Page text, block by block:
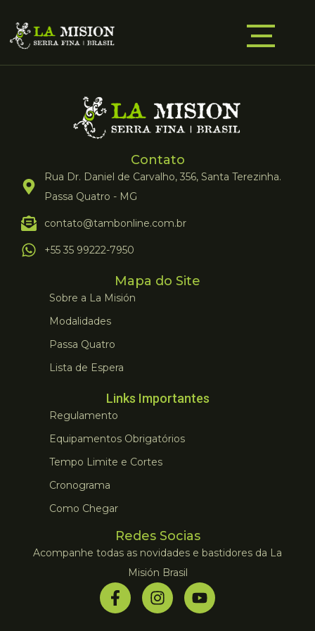
Contato
Rua Dr. Daniel de Carvalho, 356, Santa Terezinha.
Passa Quatro - MG
contato@tambonline.com.br
+55 35 99222-7950
Mapa do Site
Sobre a La Misión
Modalidades
Passa Quatro
Lista de Espera
Links Importantes
Regulamento
Equipamentos Obrigatórios
Tempo Limite e Cortes
Cronograma
Como Chegar
Redes Socias
Acompanhe todas as novidades e bastidores da La
Misión Brasil